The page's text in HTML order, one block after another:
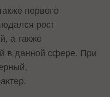
первого
рост
а также
в данной сфере. При